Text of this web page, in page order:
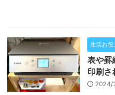
生活お役
表や罫
印刷さ
2024/